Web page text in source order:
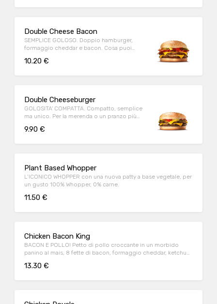
Double Cheese Bacon
SEMPLICE GOLOSO. Doppio hamburger,
formaggio cheddar e bacon. Cosa puoi
10.20 €
Double Cheeseburger
GOLOSITA' COMPATTA. Compatto, semplice
ma unico. Per la merenda o un pranzo più
9.90 €
Plant Based Whopper
L’ICONICO WHOPPER con una nuova patty a base vegetale, per
un gusto 100% Whopper, 0% carne.
11.50 €
Chicken Bacon King
BACON E POLLO! Petto di pollo croccante in un morbido
panino al mais, 8 fette di bacon, formaggio cheddar, ketchup,
13.30 €